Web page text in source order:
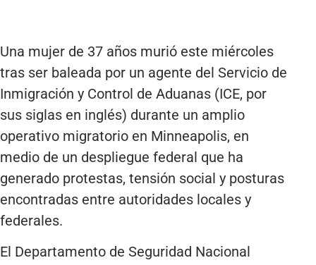
Una mujer de 37 años murió este miércoles
tras ser baleada por un agente del Servicio de
Inmigración y Control de Aduanas (ICE, por
sus siglas en inglés) durante un amplio
operativo migratorio en Minneapolis, en
medio de un despliegue federal que ha
generado protestas, tensión social y posturas
encontradas entre autoridades locales y
federales.
El Departamento de Seguridad Nacional